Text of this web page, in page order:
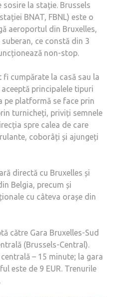
la stație. Brussels
BNAT, FBNL) este o
aeroportul din Bruxelles,
ce constă din 3
non-stop.
cumpărate la casă sau la
principalele tipuri
pe platformă se face prin
turnicheți, priviți semnele
spre calea de care
coborâți și ajungeți
directă cu Bruxelles și
Belgia, precum și
cu câteva orașe din
către Gara Bruxelles-Sud
(Brussels-Central).
– 15 minute; la gara
este de 9 EUR. Trenurile